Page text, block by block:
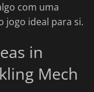
com uma
jogo ideal para si.
in
Mech